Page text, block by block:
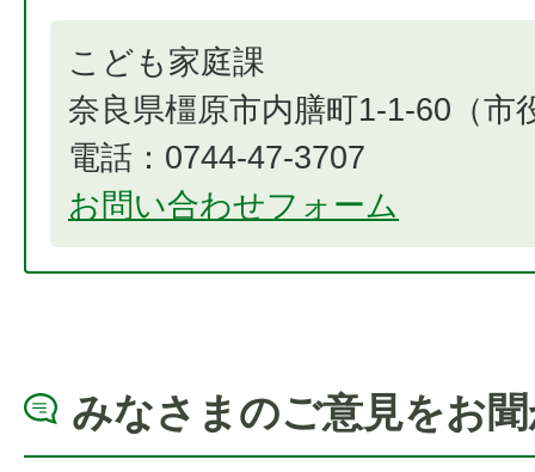
こども家庭課
奈良県橿原市内膳町1-1-60（市
電話：0744-47-3707
お問い合わせフォーム
みなさまのご意見をお